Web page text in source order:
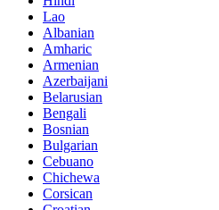
Lao
Albanian
Amharic
Armenian
Azerbaijani
Belarusian
Bengali
Bosnian
Bulgarian
Cebuano
Chichewa
Corsican